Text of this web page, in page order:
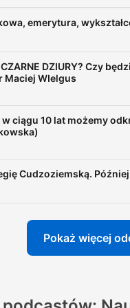
emerytura,
DZIURY? Czy
Maciej WIelgus
ciągu 10 lat możemy
Cudzoziemską.
Pokaż więcej